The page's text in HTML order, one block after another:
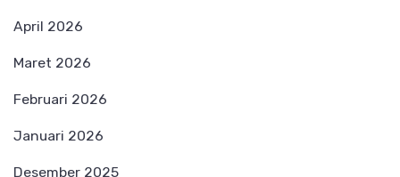
April 2026
Maret 2026
Februari 2026
Januari 2026
Desember 2025